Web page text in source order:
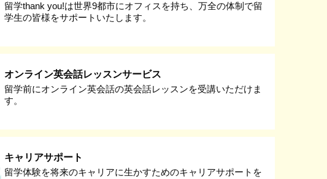
留学thank you!は世界9都市にオフィスを持ち、万全の体制で留
学生の皆様をサポートいたします。
オンライン英会話レッスンサービス
留学前にオンライン英会話の英会話レッスンを受講いただけま
す。
キャリアサポート
留学体験を将来のキャリアに生かすためのキャリアサポートを